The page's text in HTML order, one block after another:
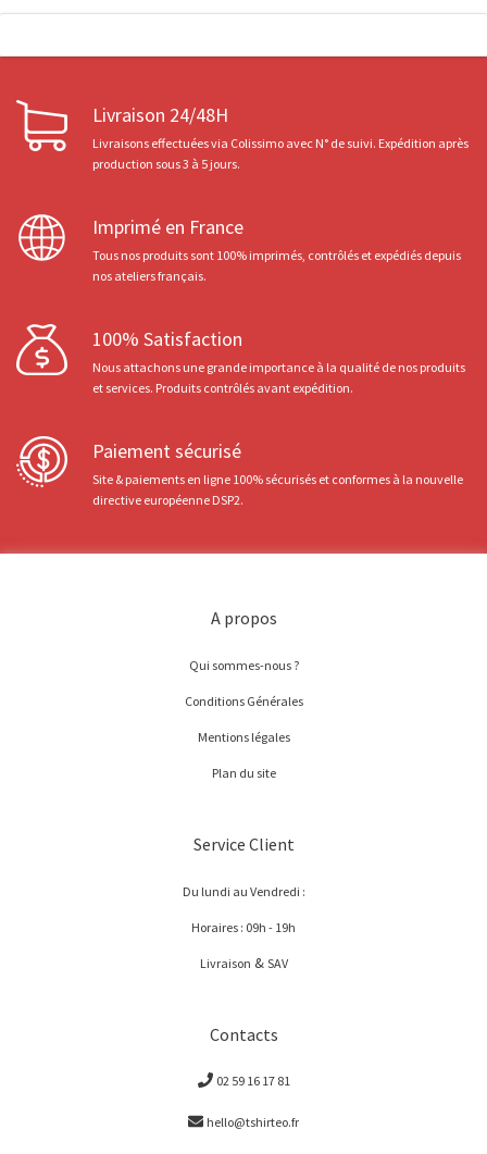
Livraison 24/48H
Livraisons effectuées via Colissimo avec N° de suivi. Expédition après
production sous 3 à 5 jours.
Imprimé en France
Tous nos produits sont 100% imprimés, contrôlés et expédiés depuis
nos ateliers français.
100% Satisfaction
Nous attachons une grande importance à la qualité de nos produits
et services. Produits contrôlés avant expédition.
Paiement sécurisé
Site & paiements en ligne 100% sécurisés et conformes à la nouvelle
directive européenne DSP2.
A propos
Qui sommes-nous ?
Conditions Générales
Mentions légales
Plan du site
Service Client
Du lundi au Vendredi :
Horaires : 09h - 19h
Livraison & SAV
Contacts
02 59 16 17 81
hello@tshirteo.fr